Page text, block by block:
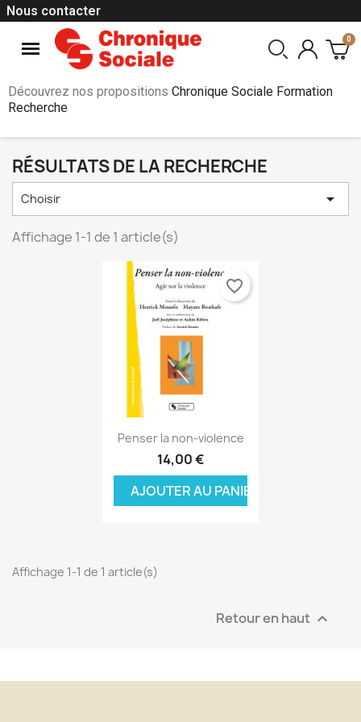
Nous contacter
Découvrez nos propositions Chronique Sociale Formation
Recherche
RÉSULTATS DE LA RECHERCHE
Choisir 
Affichage 1-1 de 1 article(s)
Aperçu rapide
Penser la non-violence
14,00 €
AJOUTER AU PANIER
favorite_border
Affichage 1-1 de 1 article(s)
Retour en haut 